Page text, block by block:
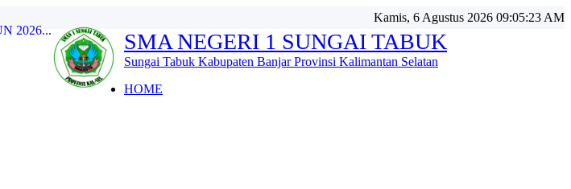
Kamis, 6 Agustus 2026 09:05:26 AM
SMA NEGERI 1 SUNGAI TABUK
Sungai Tabuk Kabupaten Banjar Provinsi Kalimantan Selatan
HOME